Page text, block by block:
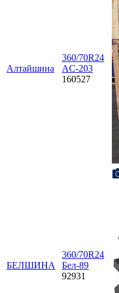
Алтайшина
360/70R24
AС-203
160527
БЕЛШИНА
360/70R24
Бел-89
92931